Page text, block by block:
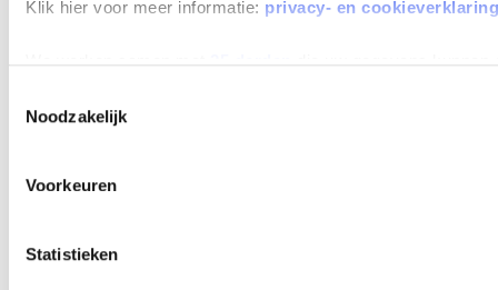
Klik hier voor meer informatie: privacy- en cookieverklaring
Noodzakelijk
Voorkeuren
Statistieken